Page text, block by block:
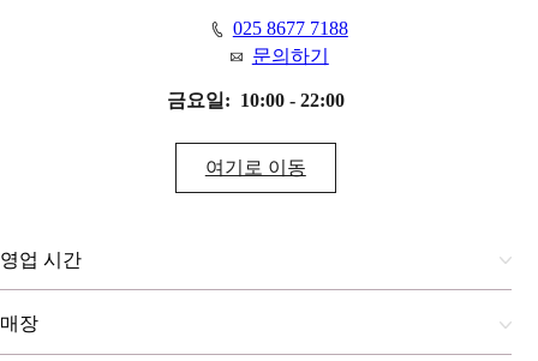
025 8677 7188
문의하기
금요일: 10:00 - 22:00
여기로 이동
영업 시간
매장